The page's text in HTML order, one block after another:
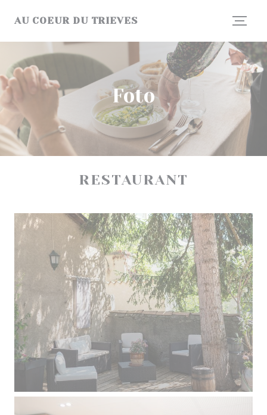
AU COEUR DU TRIEVES
Foto
RESTAURANT